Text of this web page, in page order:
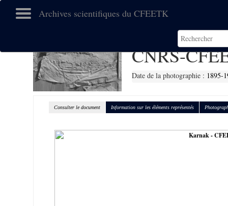
Archives scientifiques du CFEETK
CNRS-
Date de la photographie : 1895-
Consulter le document Information sur les éléments représentés